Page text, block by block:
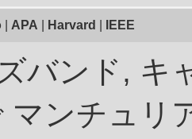
APA Harvard IEEE
バンド, キ
マンチュリ